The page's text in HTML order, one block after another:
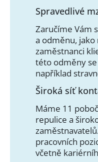
Spravedlivé
Zaručíme Vám
a odměnu,
zaměstnanci
této odměny
například
Široká síť
Máme 11
repulice a
pracovních
včetně